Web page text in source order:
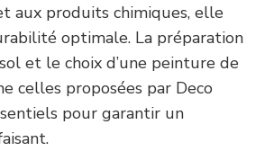
aux produits chimiques, elle
optimale. La préparation
et le choix d’une peinture de
celles proposées par Deco
pour garantir un